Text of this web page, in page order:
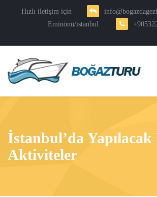
Hızlı iletişim için
Eminönü/istanbul
İstanbul’da Yapılacak
Aktiviteler